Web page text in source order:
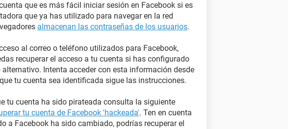
que es más fácil iniciar sesión en Facebook si es
que ya has utilizado para navegar en la red
almacenan las contraseñas de los usuarios.
al correo o teléfono utilizados para Facebook,
recuperar el acceso a tu cuenta si has configurado
Intenta acceder con esta información desde
tu cuenta sea identificada sigue las instrucciones.
tu cuenta ha sido pirateada consulta la siguiente
tu cuenta de Facebook 'hackeada'. Ten en cuenta
a Facebook ha sido cambiado, podrías recuperar el